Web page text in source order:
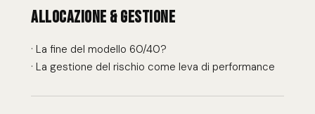
ALLOCAZIONE & GESTIONE
· La fine del modello 60/40?
· La gestione del rischio come leva di performance